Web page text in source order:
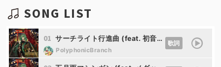
SONG LIST
01 サーチライト行進曲 (feat. 初音ミク)
PolyphonicBranch
歌詞